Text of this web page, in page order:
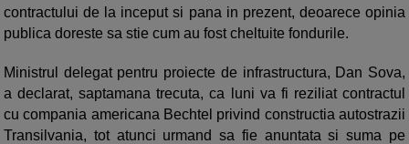
contractului de la inceput si pana in prezent, deoarece opinia
publica doreste sa stie cum au fost cheltuite fondurile.
Ministrul delegat pentru proiecte de infrastructura, Dan Sova,
a declarat, saptamana trecuta, ca luni va fi reziliat contractul
cu compania americana Bechtel privind constructia autostrazii
Transilvania, tot atunci urmand sa fie anuntata si suma pe